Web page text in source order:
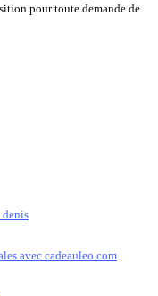
pour toute demande de
denis
avec cadeauleo.com